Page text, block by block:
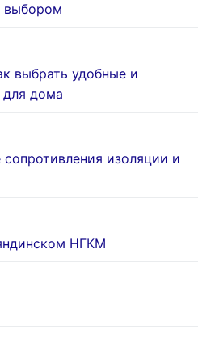
выбором
выбрать удобные и
дома
изоляции и
НГКМ